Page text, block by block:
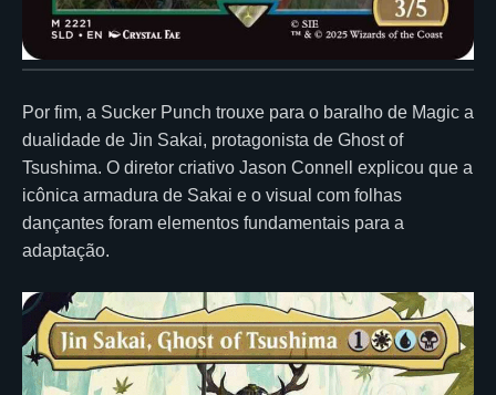
Por fim, a Sucker Punch trouxe para o baralho de Magic a
dualidade de Jin Sakai, protagonista de Ghost of
Tsushima. O diretor criativo Jason Connell explicou que a
icônica armadura de Sakai e o visual com folhas
dançantes foram elementos fundamentais para a
adaptação.